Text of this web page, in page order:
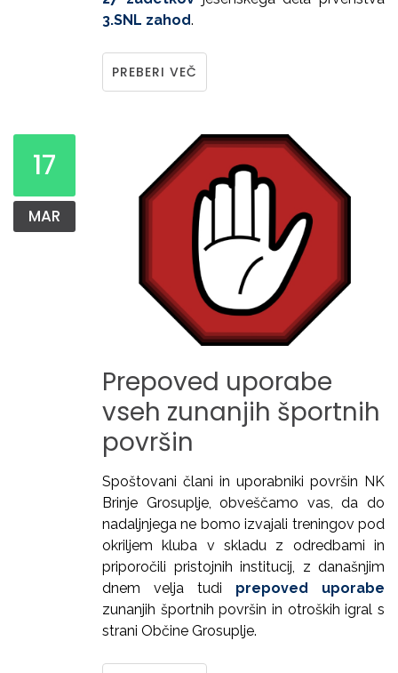
3.SNL zahod.
PREBERI VEČ
17
MAR
Prepoved uporabe
vseh zunanjih športnih
površin
Spoštovani člani in uporabniki površin NK
Brinje Grosuplje, obveščamo vas, da do
nadaljnjega ne bomo izvajali treningov pod
okriljem kluba v skladu z odredbami in
priporočili pristojnih institucij, z današnjim
dnem velja tudi prepoved uporabe
zunanjih športnih površin in otroških igral s
strani Občine Grosuplje.